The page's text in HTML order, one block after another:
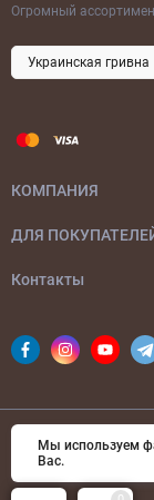
Огромный
КОМПАНИЯ
ДЛЯ
Контакты
©
Мы используем
Вас.